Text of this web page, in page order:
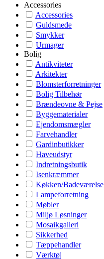
Accessories
Accessories
Guldsmede
Smykker
Urmager
Bolig
Antikviteter
Arkitekter
Blomsterforretninger
Bolig Tilbehør
Brændeovne & Pejse
Byggematerialer
Ejendomsmægler
Farvehandler
Gardinbutikker
Haveudstyr
Indretningsbutik
Isenkræmmer
Køkken/Badeværelse
Lampeforretning
Møbler
Miljø Løsninger
Mosaikgalleri
Sikkerhed
Tæppehandler
Værktøj